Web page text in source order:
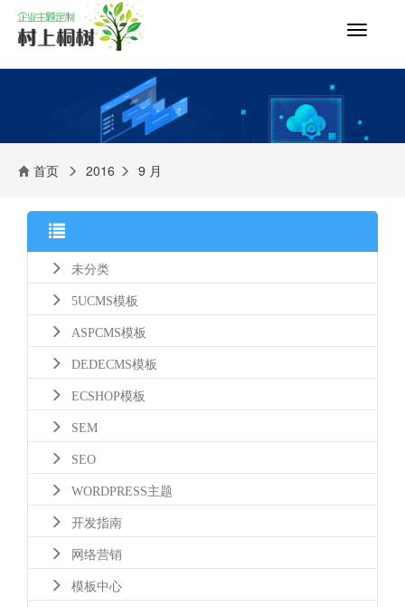
切
导
首页 2016 9 月
未分类
5UCMS模板
ASPCMS模板
DEDECMS模板
ECSHOP模板
SEM
SEO
WORDPRESS主题
开发指南
网络营销
模板中心